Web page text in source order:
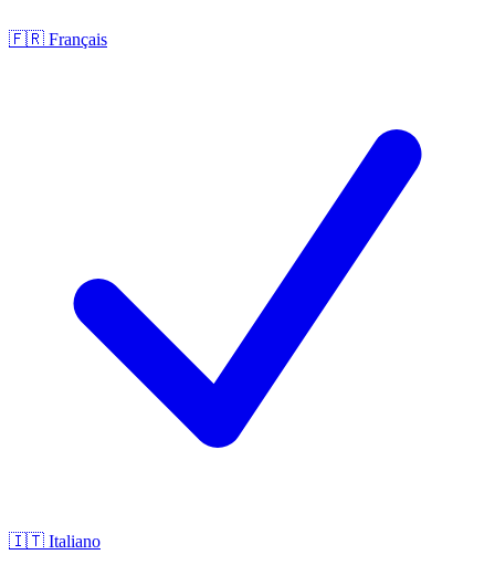
🇫🇷 Français
🇮🇹 Italiano